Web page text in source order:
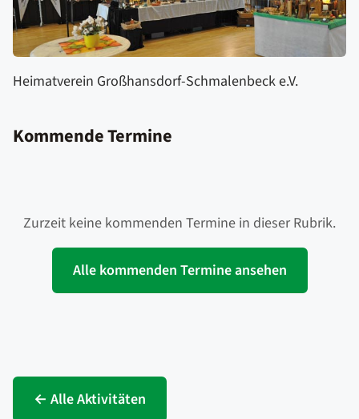
Heimatverein Großhansdorf-Schmalenbeck e.V.
Kommende Termine
Zurzeit keine kommenden Termine in dieser Rubrik.
Alle kommenden Termine ansehen
← Alle Aktivitäten